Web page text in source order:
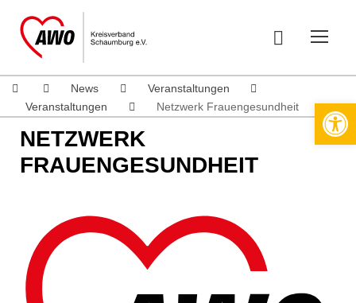
News
Veranstaltungen
Veranstaltungen
Netzwerk Frauengesundheit
NETZWERK
FRAUENGESUNDHEIT
Werkzeugleiste öffnen